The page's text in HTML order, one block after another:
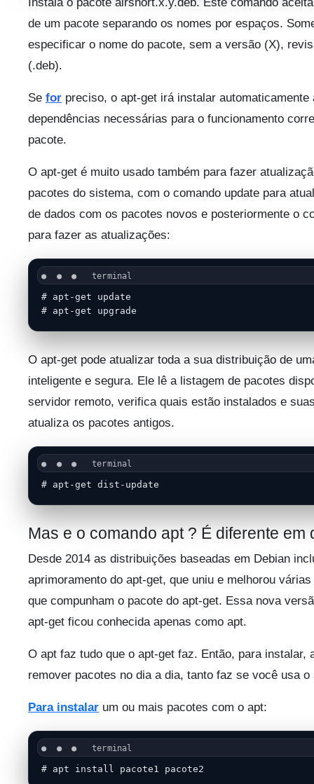
Instala o pacote airsnort.x.y.deb. Este comando
de um pacote separando os nomes por espaços.
especificar o nome do pacote, sem a versão (X),
(.deb).
Se for preciso, o apt-get irá instalar automaticamente
dependências necessárias para o funcionamento
pacote.
O apt-get é muito usado também para fazer
pacotes do sistema, com o comando update para
de dados com os pacotes novos e posteriormente o
para fazer as atualizações:
# apt-get update
# apt-get upgrade
O apt-get pode atualizar toda a sua distribuição de
inteligente e segura. Ele lê a listagem de pacotes
servidor remoto, verifica quais estão instalados e
atualiza os pacotes antigos.
# apt-get dist-update
Mas e o comando apt ? É diferente em
Desde 2014 as distribuições baseadas em Debian
aprimoramento do apt-get, que uniu e melhorou
que compunham o pacote do apt-get. Essa nova
apt-get ficou conhecida apenas como apt.
O apt faz tudo que o apt-get faz. Então, para instalar,
remover pacotes no dia a dia, tanto faz se você usa o
Para instalar um ou mais pacotes com o apt:
# apt install pacote1 pacote2